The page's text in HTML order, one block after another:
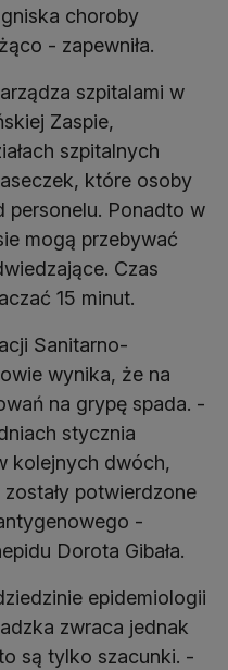
choroby
- zapewniła.
szpitalami w
Zaspie,
szpitalnych
które osoby
personelu. Ponadto w
mogą przebywać
Czas
15 minut.
Sanitarno-
wynika, że na
na grypę spada. -
stycznia
kolejnych dwóch,
potwierdzone
-
Dorota Gibała.
epidemiologii
zwraca jednak
są tylko szacunki. -